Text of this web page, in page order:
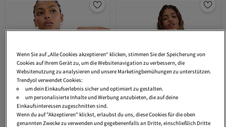
Wenn Sie auf „Alle Cookies akzeptieren“ klicken, stimmen Sie der Speicherung von
Cookies auf Ihrem Gerät zu, um die Websitenavigation zu verbessern, die
Websitenutzung zu analysieren und unsere Marketingbemühungen zu unterstützen.
Trendyol verwendet Cookies:
um dein Einkaufserlebnis sicher und optimiert zu gestalten.
um personalisierte Inhalte und Werbung anzubieten, die auf deine
Einkaufsinteressen zugeschnitten sind.
Wenn du auf "Akzeptieren" klickst, erlaubst du uns, diese Cookies für die oben
genannten Zwecke zu verwenden und gegebenenfalls an Dritte, einschließlich Dritte